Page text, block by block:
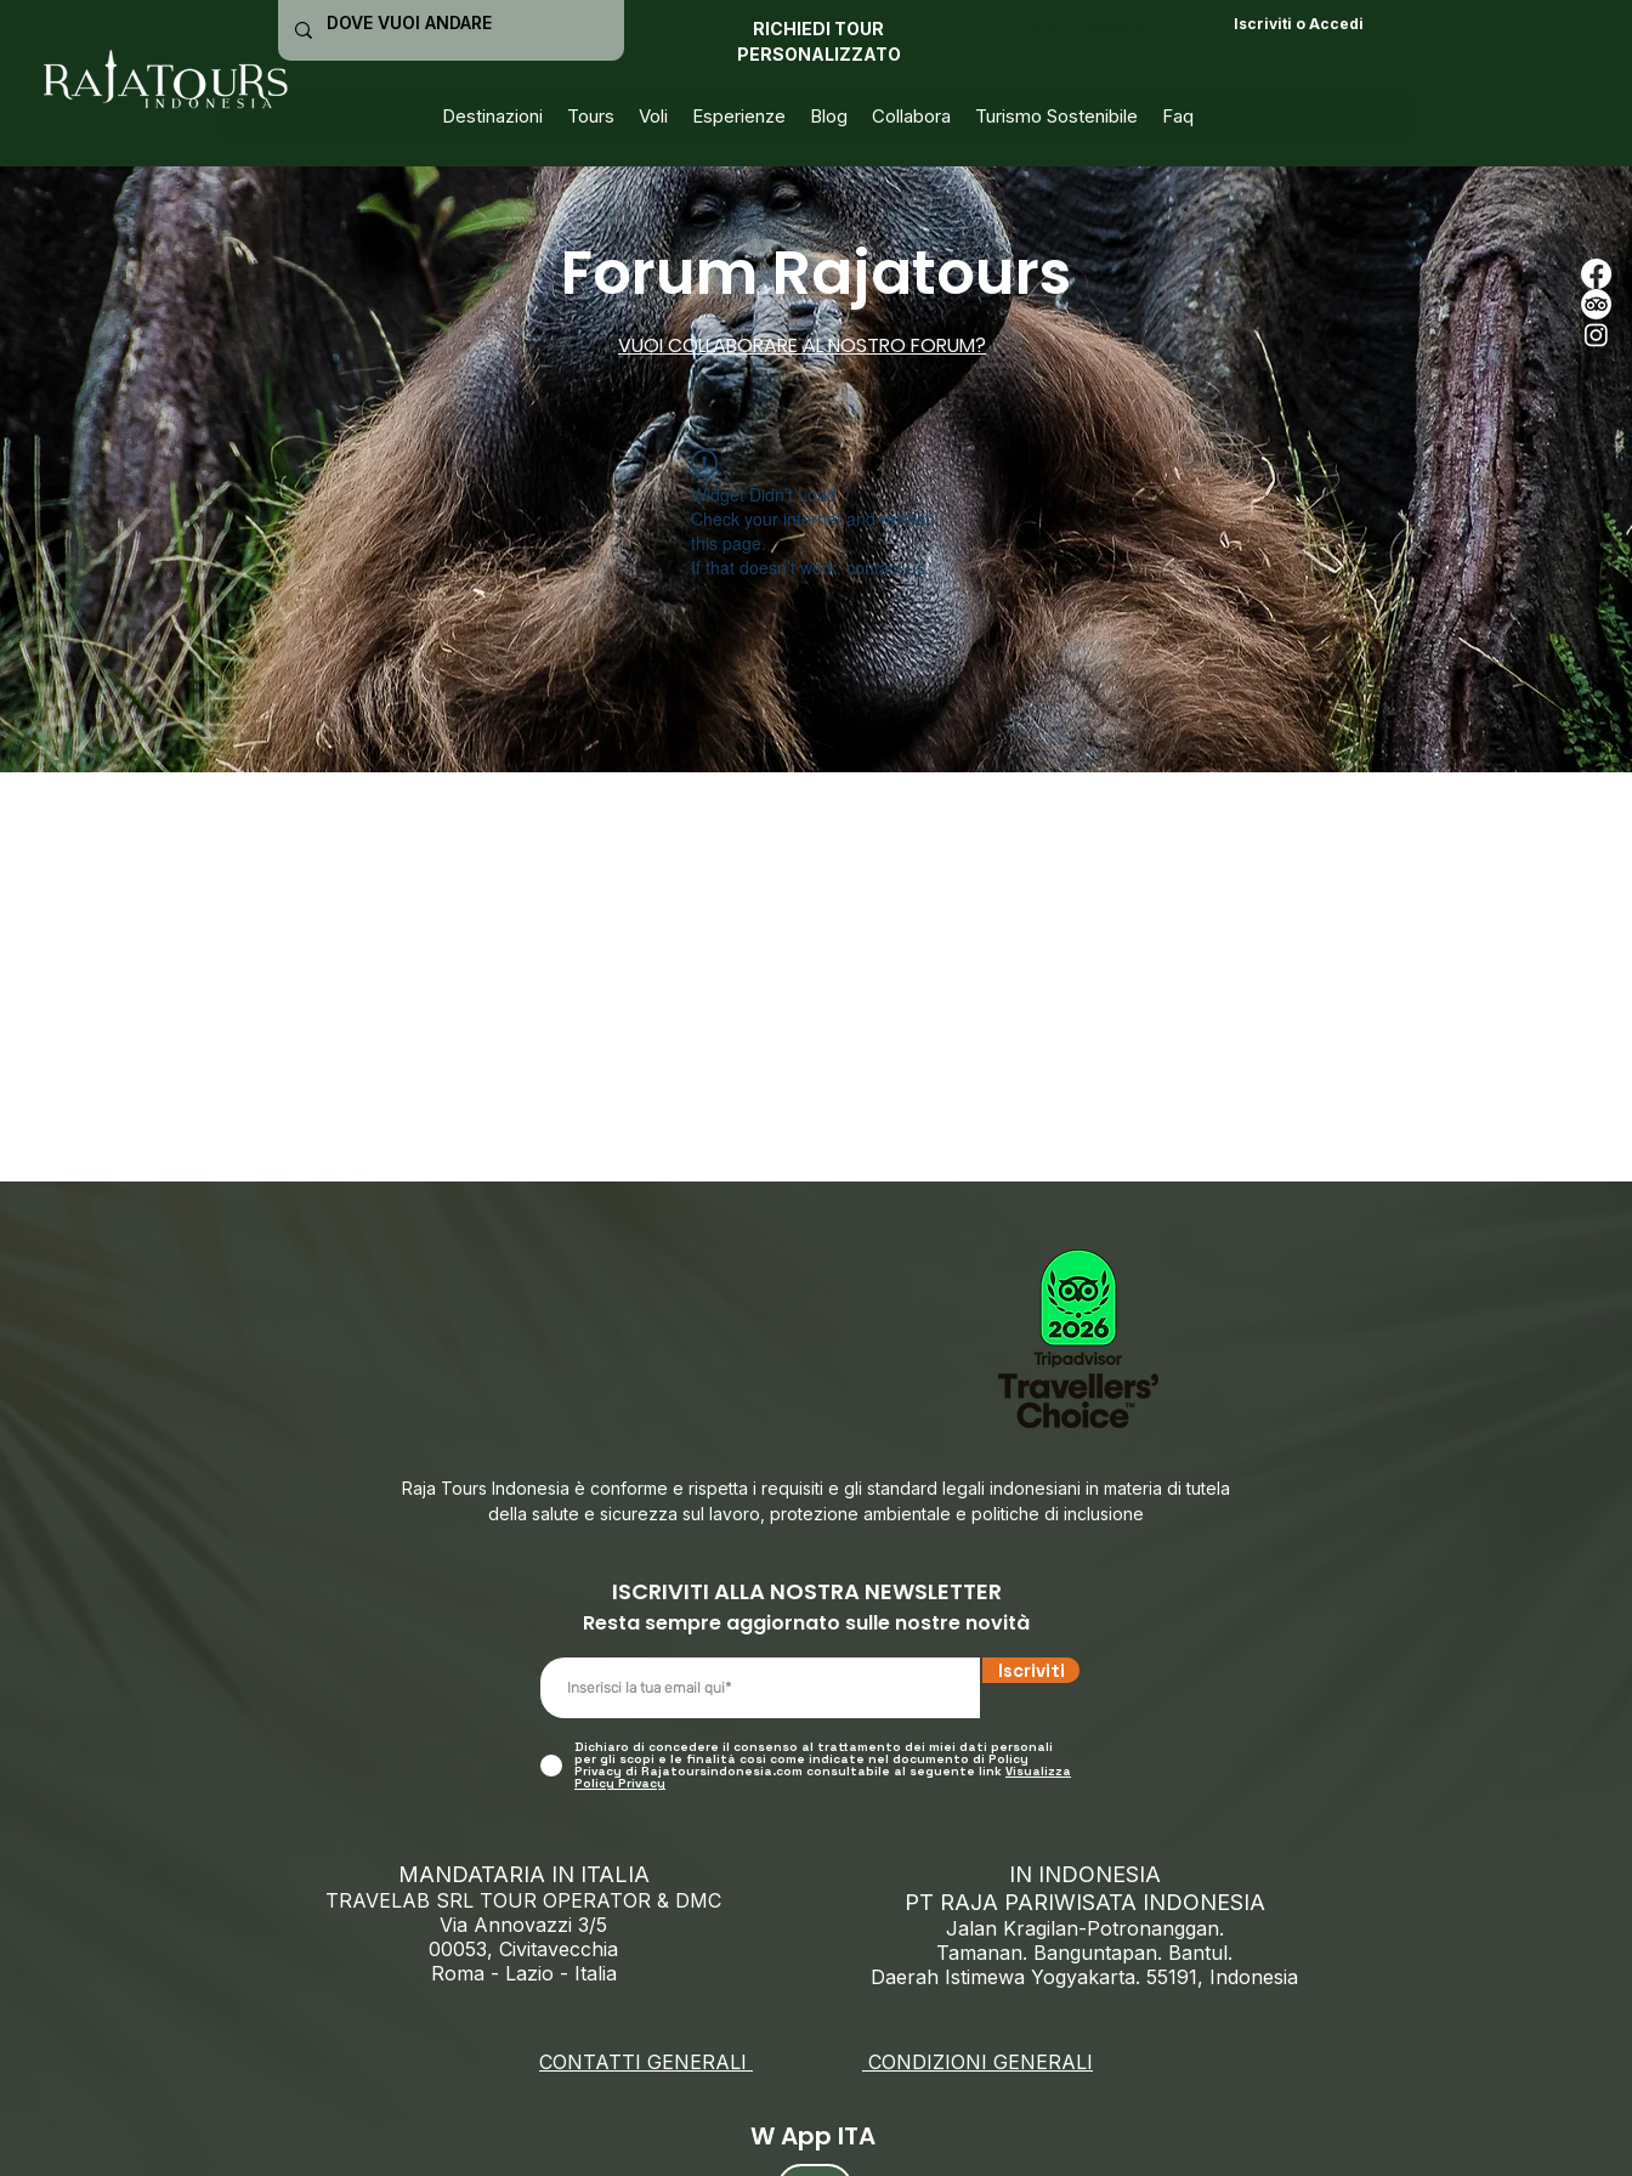
Iscriviti o Accedi
Destinazioni Tours Voli Esperienze Blog Collabora Turismo Sostenibile Faq
RICHIEDI TOUR
PERSONALIZZATO
Forum Rajatours
VUOI COLLABORARE AL NOSTRO FORUM?
Widget Didn’t Load
Check your internet and refresh
this page.
If that doesn’t work, contact us.
Raja Tours Indonesia è conforme e rispetta i requisiti e gli standard legali indonesiani in materia di tutela
della salute e sicurezza sul lavoro, protezione ambientale e politiche di inclusione
ISCRIVITI ALLA NOSTRA NEWSLETTER
Resta sempre aggiornato sulle nostre novità
Iscriviti
Dichiaro di concedere il consenso al trattamento dei miei dati personali
per gli scopi e le finalità cosi come indicate nel documento di Policy
Privacy di Rajatoursindonesia.com consultabile al seguente link Visualizza
Policy Privacy
MANDATARIA IN ITALIA
TRAVELAB SRL TOUR OPERATOR & DMC
Via Annovazzi 3/5
00053, Civitavecchia
Roma - Lazio - Italia​
IN INDONESIA
PT RAJA PARIWISATA INDONESIA
Jalan Kragilan-Potronanggan.
Tamanan. Banguntapan. Bantul.
Daerah Istimewa Yogyakarta. 55191, Indonesia
CONTATTI GENERALI CONDIZIONI GENERALI
W App ITA